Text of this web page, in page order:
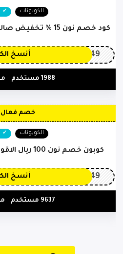
الكوبونات
كود خصم نون 15 % تخفيض صالح على جميع المنتجات
OP149 أنسخ
1988 مستخدم
خصم فعال
الكوبونات
كوبون خصم نون 100 ريال الاقوي من Noon فى 2023
OP149 أنسخ
9637 مستخدم